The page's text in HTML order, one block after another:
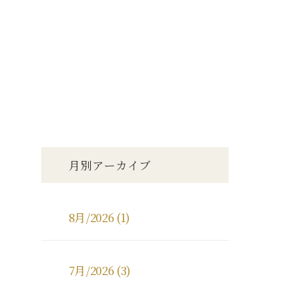
月別アーカイブ
8月/2026 (1)
7月/2026 (3)